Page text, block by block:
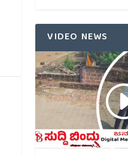
VIDEO NEWS